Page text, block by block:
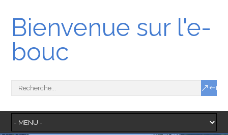
Bienvenue sur l'e-
bouc